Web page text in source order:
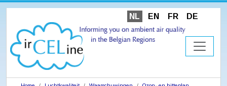
NL EN FR DE